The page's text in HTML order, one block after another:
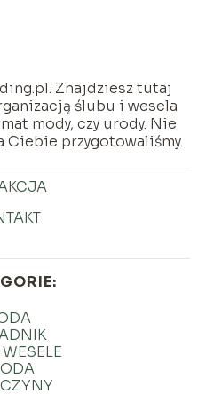
Znajdziesz tutaj
ślubu i wesela
mody, czy urody. Nie
Ciebie przygotowaliśmy.